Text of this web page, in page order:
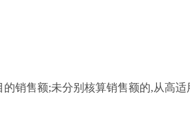
销售额;未分别核算销售额的,从高适